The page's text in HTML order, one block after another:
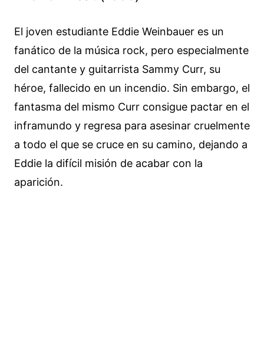
El joven estudiante Eddie Weinbauer es un
fanático de la música rock, pero especialmente
del cantante y guitarrista Sammy Curr, su
héroe, fallecido en un incendio. Sin embargo, el
fantasma del mismo Curr consigue pactar en el
inframundo y regresa para asesinar cruelmente
a todo el que se cruce en su camino, dejando a
Eddie la difícil misión de acabar con la
aparición.